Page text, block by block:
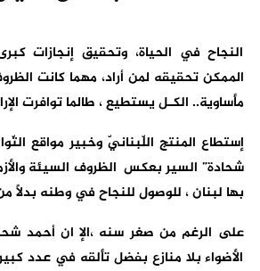
النجاح في الحياة، وتحقيق إنجازات
الممكن تحقيقه لمن أراد، مهما كانت
مأساوية.. الكـل يستطيع ، طالما توافرت
إستطاع المنتج اللّبنانيّ وخبير مواقع
شحادة” السير بعكس الظروف السيئة
بها لبنان ، للوصول للنجاح في وطنه بدلاً
على الرغم من صغر سنه ،الإ ان أحمد
الأضواء بلا منازع بفضل تألقه في عدد